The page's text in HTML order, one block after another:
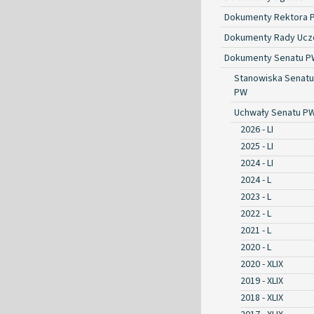
Dokumenty Rektora
Dokumenty Rady
Dokumenty Senatu
Stanowiska Senatu
PW
Uchwały Senatu
2026 - LI
2025 - LI
2024 - LI
2024 - L
2023 - L
2022 - L
2021 - L
2020 - L
2020 - XLIX
2019 - XLIX
2018 - XLIX